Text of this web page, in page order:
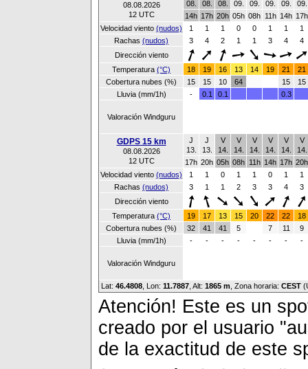
08.08.2026
12 UTC
08.
08.
08.
09.
09.
09.
09.
09.
14h 17h 20h 05h 08h 11h 14h 17h
Velocidad viento (nudos) 1 1 1 0 0 1 1
1
Rachas (nudos) 3 4 2 1 1 3 4
4
Dirección viento
Temperatura (°C) 18 19 16 13 14 19 21
21
Cobertura nubes (%)
15 15 10 64 15
15
Lluvia (mm/1h)
- 0.1 0.1 0.3
Valoración Windguru
GDPS 15 km
08.08.2026
12 UTC
J
13.
J
13.
V
14.
V
14.
V
14.
V
14.
V
14.
V
14.
17h 20h 05h 08h 11h 14h 17h 20h
Velocidad viento (nudos) 1 1 0 1 1 0 1
1
Rachas (nudos) 3 1 1 2 3 3 4
3
Dirección viento
Temperatura (°C) 19 17 13 15 20 22 22
18
Cobertura nubes (%)
32 41 41 5 7 11
9
Lluvia (mm/1h)
- - - - - - - -
Valoración Windguru
Lat: 46.4808 , Lon: 11.7887 Alt: 1865 m , Zona horaria: CEST
Atención! Este es un
creado por el usuario
de la exactitud de este